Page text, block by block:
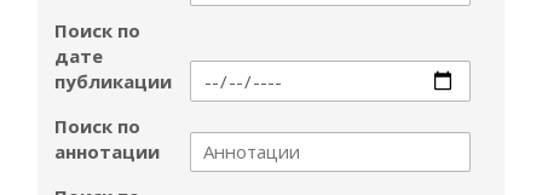
Поиск по
дате
публикации
Поиск по
аннотации